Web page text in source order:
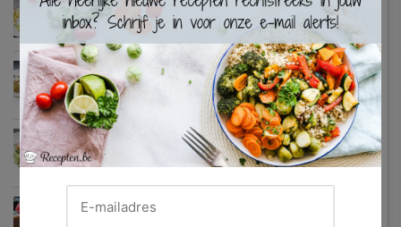
Zweedse gehaktballetjes
Courgetti met paprikasaus en halloumi (Sandra Bekkari)
Chocomousse met fruitbier